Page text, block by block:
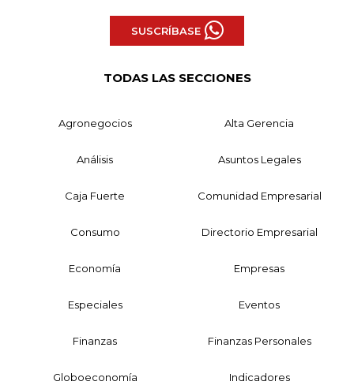
SUSCRÍBASE
TODAS LAS SECCIONES
Agronegocios Alta Gerencia
Análisis Asuntos Legales
Caja Fuerte Comunidad Empresarial
Consumo Directorio Empresarial
Economía Empresas
Especiales Eventos
Finanzas Finanzas Personales
Globoeconomía Indicadores